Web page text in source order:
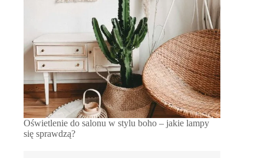
Oświetlenie do salonu w stylu boho – jakie lampy
się sprawdzą?